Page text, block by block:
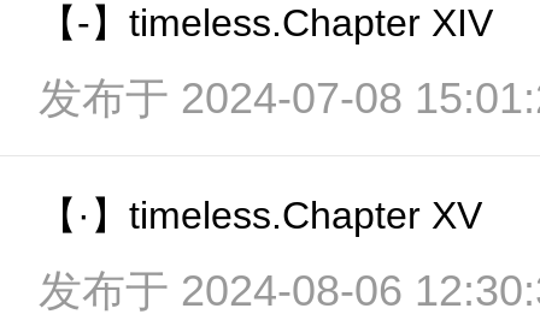
【-】timeless.Chapter XIV
发布于 2024-07-08
【·】timeless.Chapter XV
发布于 2024-08-06